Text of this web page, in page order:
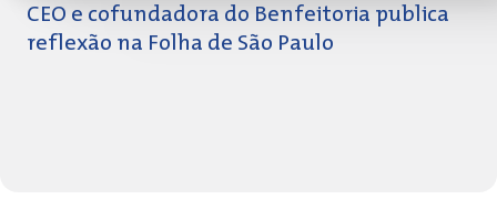
CEO e cofundadora do Benfeitoria publica
reflexão na Folha de São Paulo